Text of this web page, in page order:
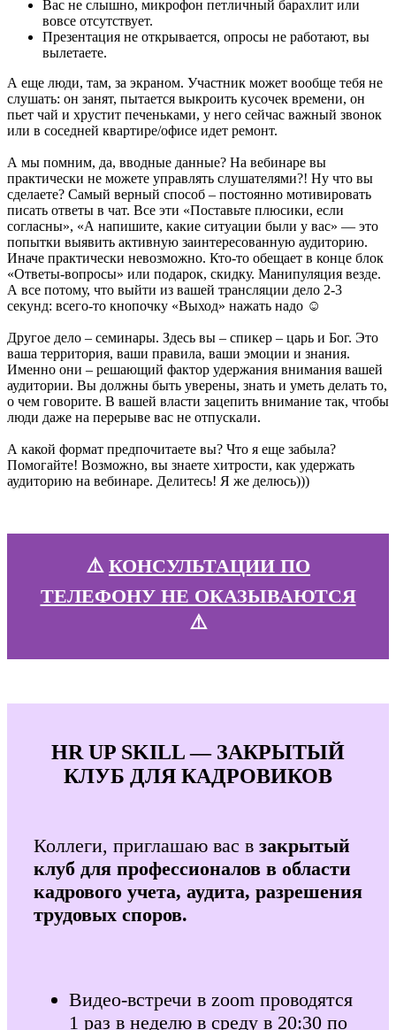
Вас не слышно, микрофон петличный барахлит или
вовсе отсутствует.
Презентация не открывается, опросы не работают, вы
вылетаете.
А еще люди, там, за экраном. Участник может вообще тебя не
слушать: он занят, пытается выкроить кусочек времени, он
пьет чай и хрустит печеньками, у него сейчас важный звонок
или в соседней квартире/офисе идет ремонт.
А мы помним, да, вводные данные? На вебинаре вы
практически не можете управлять слушателями?! Ну что вы
сделаете? Самый верный способ – постоянно мотивировать
писать ответы в чат. Все эти «Поставьте плюсики, если
согласны», «А напишите, какие ситуации были у вас» — это
попытки выявить активную заинтересованную аудиторию.
Иначе практически невозможно. Кто-то обещает в конце блок
«Ответы-вопросы» или подарок, скидку. Манипуляция везде.
А все потому, что выйти из вашей трансляции дело 2-3
секунд: всего-то кнопочку «Выход» нажать надо ☺
Другое дело – семинары. Здесь вы – спикер – царь и Бог. Это
ваша территория, ваши правила, ваши эмоции и знания.
Именно они – решающий фактор удержания внимания вашей
аудитории. Вы должны быть уверены, знать и уметь делать то,
о чем говорите. В вашей власти зацепить внимание так, чтобы
люди даже на перерыве вас не отпускали.
А какой формат предпочитаете вы? Что я еще забыла?
Помогайте! Возможно, вы знаете хитрости, как удержать
аудиторию на вебинаре. Делитесь! Я же делюсь)))
⚠️ КОНСУЛЬТАЦИИ ПО
ТЕЛЕФОНУ НЕ ОКАЗЫВАЮТСЯ
⚠️
HR UP SKILL — ЗАКРЫТЫЙ
КЛУБ ДЛЯ КАДРОВИКОВ
Коллеги, приглашаю вас в закрытый
клуб для профессионалов в области
кадрового учета, аудита, разрешения
трудовых споров.
Видео-встречи в zoom проводятся
1 раз в неделю в среду в 20:30 по